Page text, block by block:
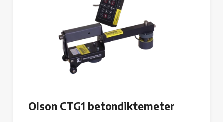
Olson CTG1 betondiktemeter